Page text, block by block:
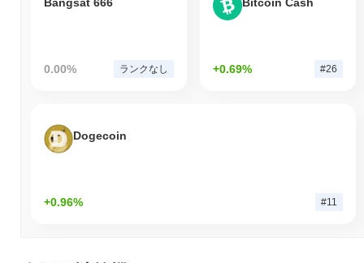
0.00% ランクなし +0.69% #26
Dogecoin
+0.96% #11